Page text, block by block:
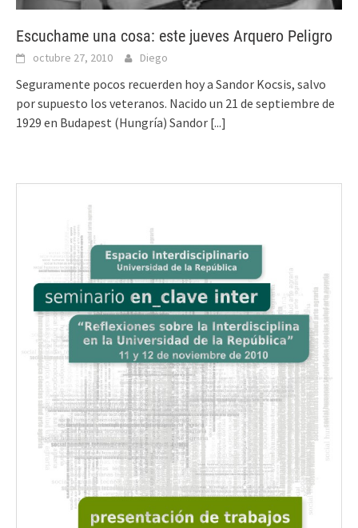
Escuchame una cosa: este jueves Arquero Peligro
octubre 27, 2010 Diego
Seguramente pocos recuerden hoy a Sandor Kocsis, salvo
por supuesto los veteranos. Nacido un 21 de septiembre de
1929 en Budapest (Hungría) Sandor [...]